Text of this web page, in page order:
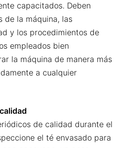
capacitados. Deben
de la máquina, las
y los procedimientos de
empleados bien
la máquina de manera más
a cualquier
de calidad durante el
el té envasado para